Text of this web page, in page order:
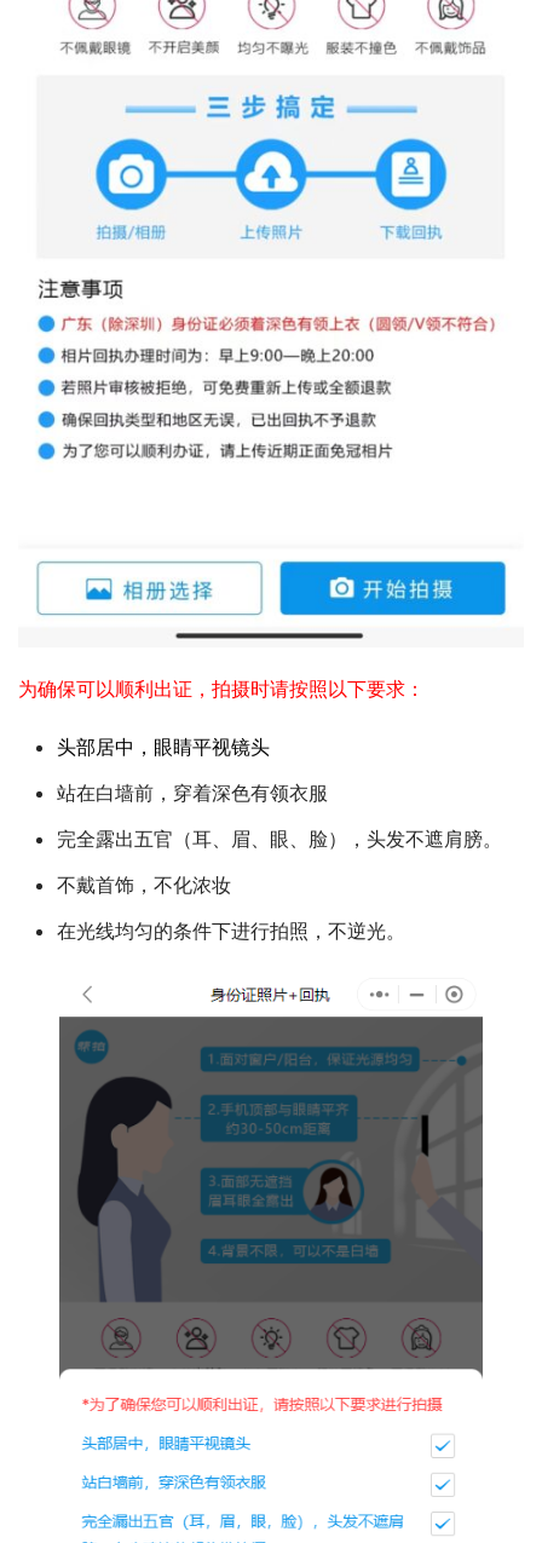
为确保可以顺利出证，拍摄时请按照以下要求：
头部居中，眼睛平视镜头
站在白墙前，穿着深色有领衣服
完全露出五官（耳、眉、眼、脸），头发不遮肩膀。
不戴首饰，不化浓妆
在光线均匀的条件下进行拍照，不逆光。